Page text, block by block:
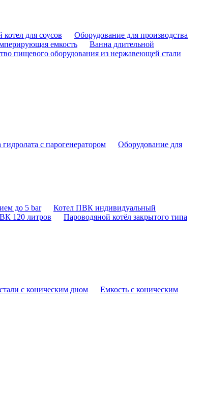
для соусов
Оборудование для производства
емкость
Ванна длительной
пищевого оборудования из нержавеющей стали
с парогенератором
Оборудование для
до 5 bar
Котел ПВК индивидуальный
120 литров Пароводяной котёл закрытого типа
с коническим дном
Емкость с коническим